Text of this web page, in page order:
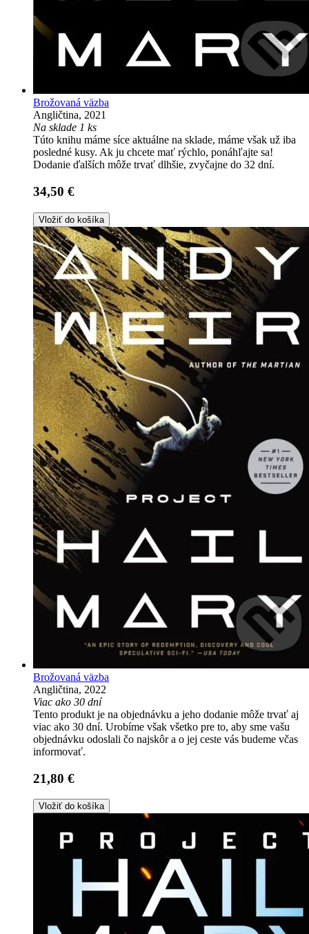
Brožovaná väzba
Angličtina, 2021
Na sklade 1 ks
Túto knihu máme síce aktuálne na sklade, máme však už iba
posledné kusy. Ak ju chcete mať rýchlo, ponáhľajte sa!
Dodanie ďalších môže trvať dlhšie, zvyčajne do 32 dní.
34,50 €
Vložiť do košíka
Brožovaná väzba
Angličtina, 2022
Viac ako 30 dní
Tento produkt je na objednávku a jeho dodanie môže trvať aj
viac ako 30 dní. Urobíme však všetko pre to, aby sme vašu
objednávku odoslali čo najskôr a o jej ceste vás budeme včas
informovať.
21,80 €
Vložiť do košíka